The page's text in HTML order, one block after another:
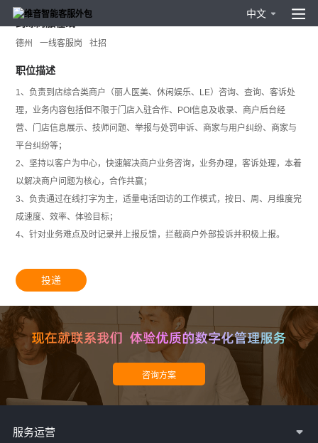
中文
德州 一线客服岗 社招
职位描述
1、负责到店综合类商户（丽人医美、休闲娱乐、LE）咨询、查询、客诉处
理，业务内容包括但不限于门店入驻合作、POI信息及收录、商户后台经
营、门店信息展示、技师问题、举报与处罚申诉、商家与用户纠纷、商家与
平台纠纷等；
2、坚持以客户为中心，快速解决商户业务咨询，业务办理，客诉处理，本着
以解决商户问题为核心，合作共赢；
3、负责通过在线打字为主，适量电话回访的工作模式，按日、周、月维度完
成速度、效率、体验目标；
4、针对业务难点及时记录并上报反馈，拦截商户外部投诉并积极上报。
投递
服务运营